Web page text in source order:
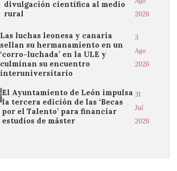
divulgación científica al medio
rural
2026
Las luchas leonesa y canaria
sellan su hermanamiento en un
‘corro-luchada’ en la ULE y
culminan su encuentro
interuniversitario
3
Ago
2026
El Ayuntamiento de León impulsa
la tercera edición de las ‘Becas
por el Talento’ para financiar
estudios de máster
31
Jul
2026